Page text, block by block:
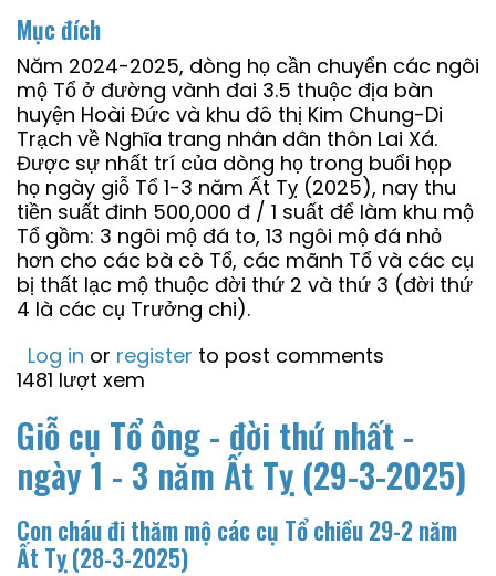
Mục đích
Năm 2024-2025, dòng họ cần chuyển các ngôi
mộ Tổ ở đường vành đai 3.5 thuộc địa bàn
huyện Hoài Đức và khu đô thị Kim Chung-Di
Trạch về Nghĩa trang nhân dân thôn Lai Xá.
Được sự nhất trí của dòng họ trong buổi họp
họ ngày giỗ Tổ 1-3 năm Ất Tỵ (2025), nay thu
tiền suất đinh 500,000 đ / 1 suất để làm khu mộ
Tổ gồm: 3 ngôi mộ đá to, 13 ngôi mộ đá nhỏ
hơn cho các bà cô Tổ, các mãnh Tổ và các cụ
bị thất lạc mộ thuộc đời thứ 2 và thứ 3 (đời thứ
4 là các cụ Trưởng chi).
Log in or register to post comments
1481 lượt xem
Giỗ cụ Tổ ông - đời thứ nhất -
ngày 1 - 3 năm Ất Tỵ (29-3-2025)
Con cháu đi thăm mộ các cụ Tổ chiều 29-2 năm
Ất Tỵ (28-3-2025)